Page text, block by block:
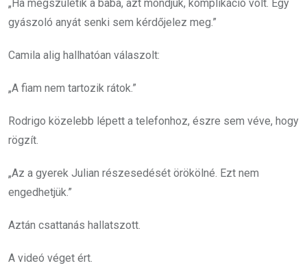
„Ha megszületik a baba, azt mondjuk, komplikáció volt. Egy
gyászoló anyát senki sem kérdőjelez meg.”
Camila alig hallhatóan válaszolt:
„A fiam nem tartozik rátok.”
Rodrigo közelebb lépett a telefonhoz, észre sem véve, hogy
rögzít.
„Az a gyerek Julian részesedését örökölné. Ezt nem
engedhetjük.”
Aztán csattanás hallatszott.
A videó véget ért.